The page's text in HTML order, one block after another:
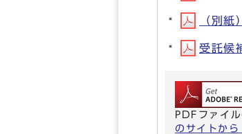
（別
受託候
PDFファイ
のサイトか